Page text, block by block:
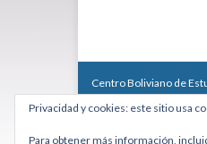
Centro Boliviano de
Calle Macario Pinilla #
Teléfono: +591
Privacidad y cookies: este sitio usa
Para obtener más información,